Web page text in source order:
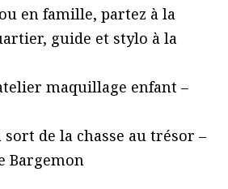
en famille, partez à la
guide et stylo à la
maquillage enfant –
sort de la chasse au trésor –
Bargemon